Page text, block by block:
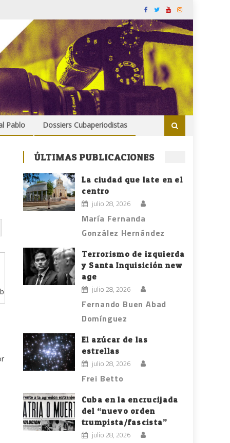
Pablo Dossiers Cubaperiodistas
ÚLTIMAS PUBLICACIONES
La ciudad que late en el
centro
julio 28, 2026
María Fernanda
González Hernández
Terrorismo de izquierda
y Santa Inquisición new
age
julio 28, 2026
Fernando Buen Abad
Domínguez
El azúcar de las
estrellas
julio 28, 2026
Frei Betto
Cuba en la encrucijada
del “nuevo orden
trumpista/fascista”
julio 28, 2026